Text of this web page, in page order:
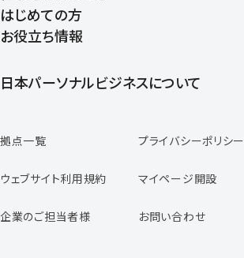
はじめての方
登録から就業開始までの流れ
お役立ち情報
日本パーソナルビジネスについて
スタッフの声
専任コンサルタントの声
福利厚生のご案内
拠点一覧 プライバシーポリシー
ウェブサイト利用規約 マイページ開設
企業のご担当者様 お問い合わせ